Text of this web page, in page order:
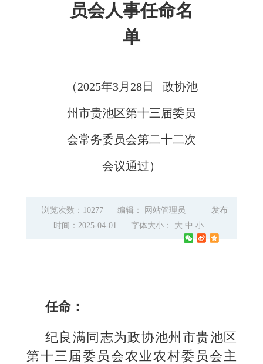
员会人事任命名
单
（2025年3月28日 政协池
州市贵池区第十三届委员
会常务委员会第二十二次
会议通过）
浏览次数：10277 编辑： 网站管理员
发布
时间：2025-04-01
字体大小： 大 中 小
任命：
纪良满同志为政协池州市贵池区
第十三届委员会农业农村委员会主